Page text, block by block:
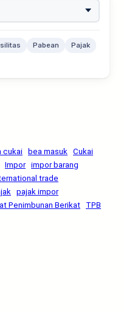
Pabean
Pajak
cukai bea masuk
Cukai
Impor impor barang
trade
pajak impor
Penimbunan Berikat TPB